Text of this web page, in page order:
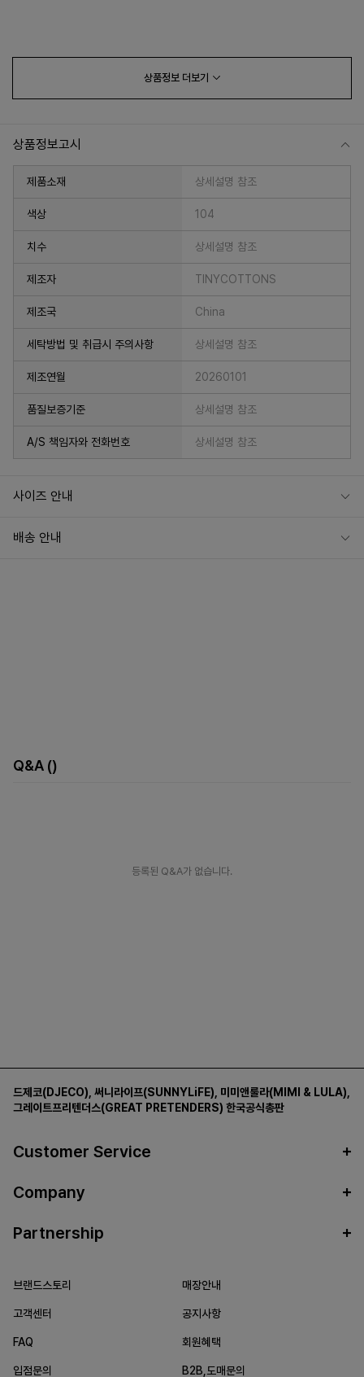
상품정보 더보기
상품정보고시
제품소재 상세설명 참조
색상 104
치수 상세설명 참조
제조자 TINYCOTTONS
제조국 China
세탁방법 및 취급시 주의사항 상세설명 참조
제조연월 20260101
품질보증기준 상세설명 참조
A/S 책임자와 전화번호 상세설명 참조
사이즈 안내
배송 안내
Q&A ()
등록된 Q&A가 없습니다.
드제코(DJECO) 써니라이프(SUNNYLiFE) 미미앤룰라(MIMI & LULA)
그레이트프리텐더스(GREAT PRETENDERS) 한국공식총판
Customer Service
Company
Partnership
브랜드스토리 매장안내
고객센터 공지사항
FAQ 회원혜택
입점문의 B2B,도매문의